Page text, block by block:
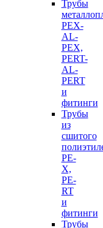
Трубы
PEX-
AL-
PEX,
PERT-
AL-
PERT
и
фитинги
Трубы
из
сшитого
PE-
X,
PE-
RT
и
фитинги
Трубы